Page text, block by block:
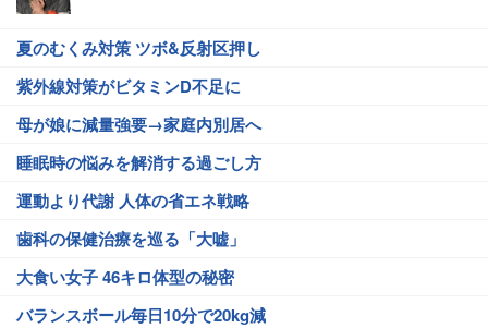
夏のむくみ対策 ツボ&反射区押し
紫外線対策がビタミンD不足に
母が娘に減量強要→家庭内別居へ
睡眠時の悩みを解消する過ごし方
運動より代謝 人体の省エネ戦略
歯科の保健治療を巡る「大嘘」
大食い女子 46キロ体型の秘密
バランスボール毎日10分で20kg減